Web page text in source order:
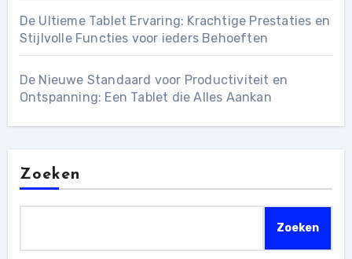
De Ultieme Tablet Ervaring: Krachtige Prestaties en
Stijlvolle Functies voor ieders Behoeften
De Nieuwe Standaard voor Productiviteit en
Ontspanning: Een Tablet die Alles Aankan
Zoeken
Zoeken